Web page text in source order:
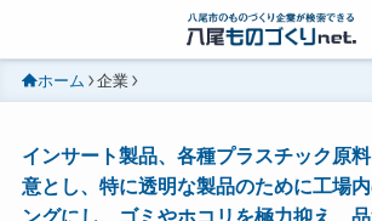
ホーム 企業
インサート製品、各種プラスチック原
意とし、特に透明な製品のために工場
ングにし、ゴミやホコリを極力抑え、